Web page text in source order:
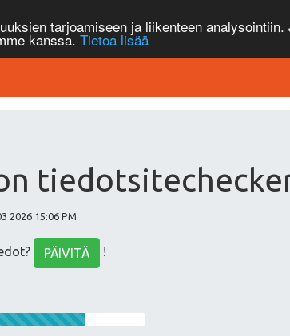
tarjoamiseen ja liikenteen analysointiin.
kanssa. Tietoa lisää
2026 15:06 PM
PÄIVITÄ !